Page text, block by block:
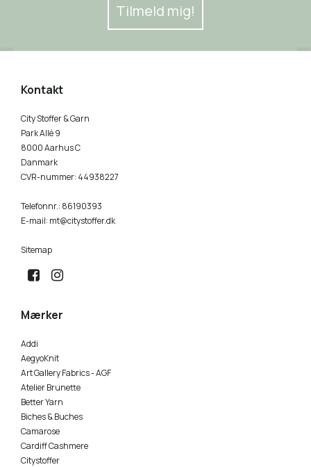
Tilmeld mig!
Kontakt
City Stoffer & Garn
Park Allé 9
8000 Aarhus C
Danmark
CVR-nummer: 44938227
Telefonnr.: 86190393
E-mail: mt@citystoffer.dk
Sitemap
Mærker
Addi
AegyoKnit
Art Gallery Fabrics - AGF
Atelier Brunette
Better Yarn
Biches & Buches
Camarose
Cardiff Cashmere
Citystoffer